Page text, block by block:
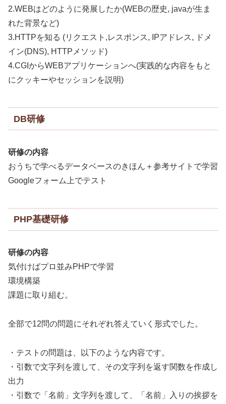
2.WEBはどのように発展したか(WEBの歴史, javaが生ま
れた背景など)
3.HTTPを知る (リクエスト,レスポンス, IPアドレス, ドメ
イン(DNS), HTTPメソッド)
4.CGIからWEBアプリケーションへ(実践的な内容をもと
にクッキーやセッションを説明)
DB研修
研修の内容
おうちで学べるデータベースのきほん＋参考サイトで学習
Googleフォーム上でテスト
PHP基礎研修
研修の内容
気付けばプロ並みPHPで学習
環境構築
課題に取り組む。
全部で12問の問題にそれぞれ答えていく形式でした。
・テストの問題は、以下のような内容です。
・引数で文字列を渡して、その文字列を返す関数を作成し
出力
・引数で「名前」文字列を渡して、「名前」入りの挨拶を